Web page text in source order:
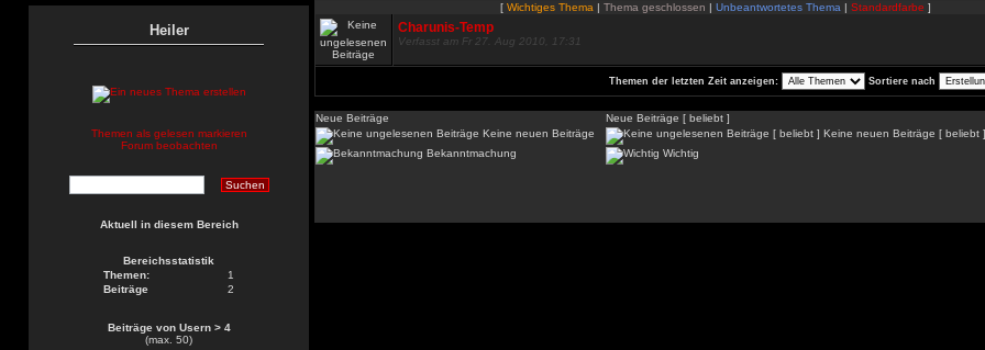
Heiler
Themen als gelesen markieren
Forum beobachten
Aktuell in diesem Bereich
Bereichsstatistik
Themen:
1
Beiträge
2
Beiträge von Usern > 4
(max. 50)
[ Wichtiges Thema | Thema geschlossen | Unbeantwortetes Thema | Standardfarbe ]
Charunis-Temp
Verfasst am Fr 27. Aug 2010, 17:31
Themen der letzten Zeit anzeigen: Sortiere nach
Neue Beiträge
Keine neuen Beiträge
Bekanntmachung
Neue Beiträge [ beliebt ]
Keine neuen Beiträge [ beliebt ]
Wichtig